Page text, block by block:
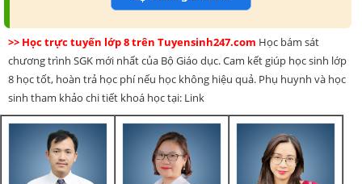
>> Học trực tuyến lớp 8 trên Tuyensinh247.com Học bám sát
chương trình SGK mới nhất của Bộ Giáo dục. Cam kết giúp học sinh lớp
8 học tốt, hoàn trả học phí nếu học không hiệu quả. Phụ huynh và học
sinh tham khảo chi tiết khoá học tại: Link